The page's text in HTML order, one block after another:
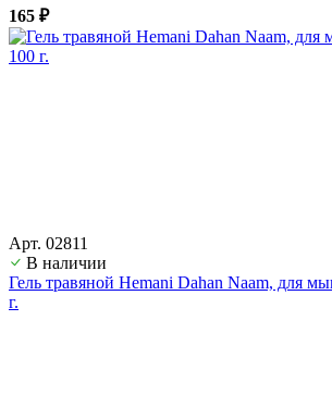
165 ₽
Арт. 02811
В наличии
Гель травяной Hemani Dahan Naam, для
г.